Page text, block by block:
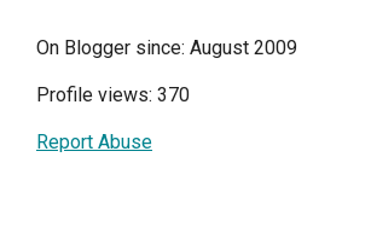
On Blogger since: August 2009
Profile views: 370
Report Abuse